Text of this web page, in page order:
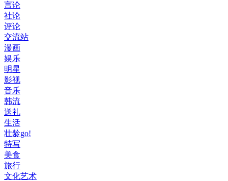
言论
社论
评论
交流站
漫画
娱乐
明星
影视
音乐
韩流
送礼
生活
壮龄go!
特写
美食
旅行
文化艺术